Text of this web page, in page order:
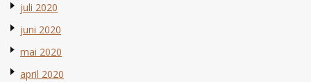
juli 2020
juni 2020
mai 2020
april 2020